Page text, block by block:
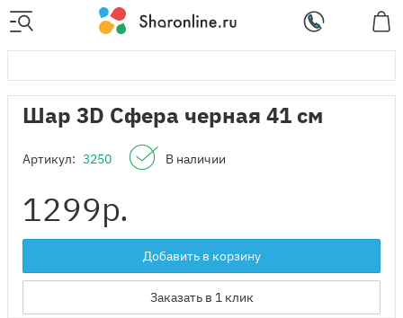
Шар 3D Сфера черная 41 см
Артикул: 3250 В наличии
1299р.
Добавить в корзину
Заказать в 1 клик